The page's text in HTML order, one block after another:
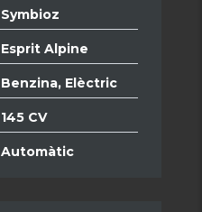
Symbioz
Esprit Alpine
Benzina, Elèctric
145 CV
Automàtic